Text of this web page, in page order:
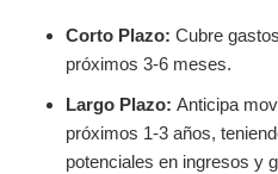
Corto Plazo: Cubre
próximos 3-6 meses.
Largo Plazo: Anticipa
próximos 1-3 años,
potenciales en ingresos y